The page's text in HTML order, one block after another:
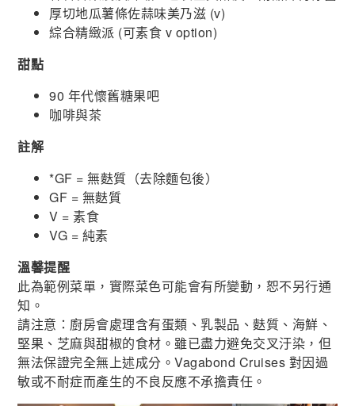
厚切地瓜薯條佐蒜味美乃滋 (v)
綜合精緻派 (可素食 v option)
甜點
90 年代懷舊糖果吧
咖啡與茶
註解
*GF = 無麩質（去除麵包後）
GF = 無麩質
V = 素食
VG = 純素
溫馨提醒
此為範例菜單，實際菜色可能會有所變動，恕不另行通
知。
請注意：廚房會處理含有蛋類、乳製品、麩質、海鮮、
堅果、芝麻與甜椒的食材。雖已盡力避免交叉汙染，但
無法保證完全無上述成分。Vagabond Cruises 對因過
敏或不耐症而產生的不良反應不承擔責任。